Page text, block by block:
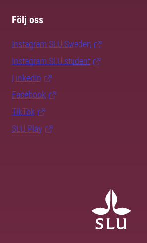
Följ oss
Instagram SLU.Sweden
Instagram SLU.student
LinkedIn
Facebook
TikTok
SLU Play